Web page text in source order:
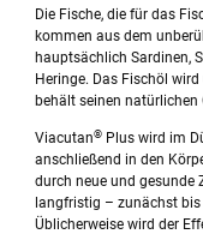
Die Fische, die für das
kommen aus dem
hauptsächlich Sardinen,
Heringe. Das Fischöl
behält seinen natürlichen
Viacutan® Plus wird im
anschließend in den
durch neue und gesunde
langfristig – zunächst
Üblicherweise wird der